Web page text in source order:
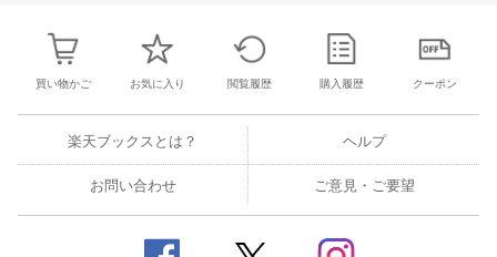
買い物かご お気に入り 閲覧履歴 購入履歴 クーポン
楽天ブックスとは？ ヘルプ
お問い合わせ ご意見・ご要望